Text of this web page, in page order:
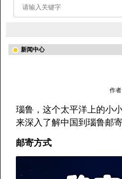
新闻中心
作
瑙鲁，这个太平洋上的小
来深入了解中国到瑙鲁邮
邮寄方式